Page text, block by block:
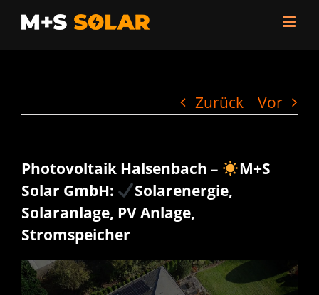
Zum
Inhalt
Zurück Vor
Photovoltaik Halsenbach –
M+S
Solar GmbH:
Solarenergie,
Solaranlage, PV Anlage,
Stromspeicher